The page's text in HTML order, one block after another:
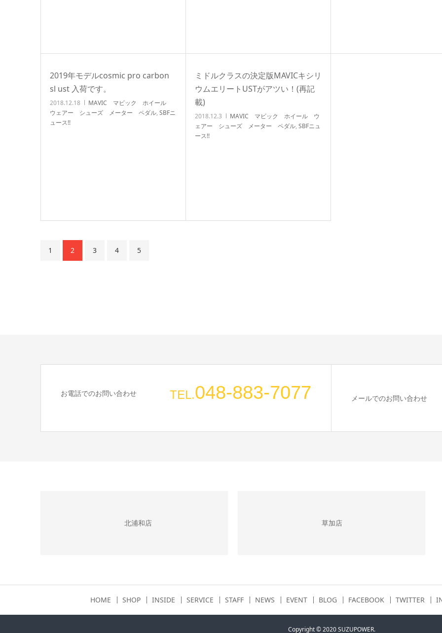
2019年モデルcosmic pro carbon
sl ust 入荷です。
2018.12.18
MAVIC マビック ホイール
ウェアー シューズ メーター ペダル, SBFニ
ュース!!
ミドルクラスの決定版MAVICキシリ
ウムエリートUSTがアツい！(再記
載)
2018.12.3
MAVIC マビック ホイール ウ
ェアー シューズ メーター ペダル, SBFニュ
ース!!
1 2 3 4 5
お電話でのお問い合わせ TEL.048-883-7077 メールでのお問い合わせ
北浦和店 草加店
HOME SHOP INSIDE SERVICE STAFF NEWS EVENT BLOG FACEBOOK TWITTER
Copyright © 2020 SUZUPOWER.